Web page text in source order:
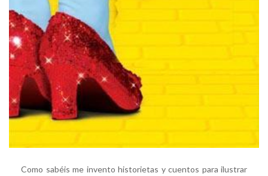
Como sabéis me invento historietas y cuentos para ilustrar